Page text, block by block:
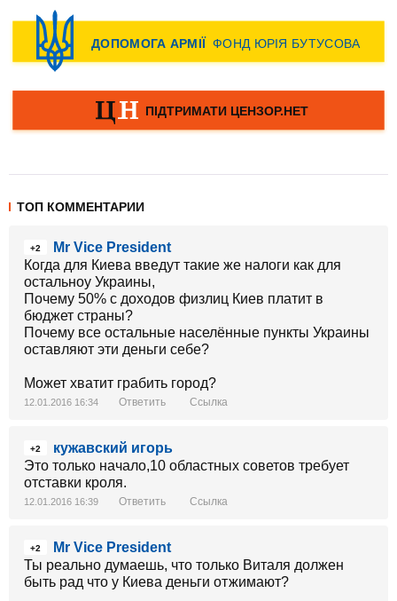
ТОП КОММЕНТАРИИ
+2
Mr Vice President
Когда для Киева введут такие же налоги как для
остальноу Украины,
Почему 50% с доходов физлиц Киев платит в
бюджет страны?
Почему все остальные населённые пункты Украины
оставляют эти деньги себе?
Может хватит грабить город?
12.01.2016 16:34 Ответить Ссылка
+2
кужавский игорь
Это только начало,10 областных советов требует
отставки кроля.
12.01.2016 16:39 Ответить Ссылка
+2
Mr Vice President
Ты реально думаешь, что только Виталя должен
быть рад что у Киева деньги отжимают?